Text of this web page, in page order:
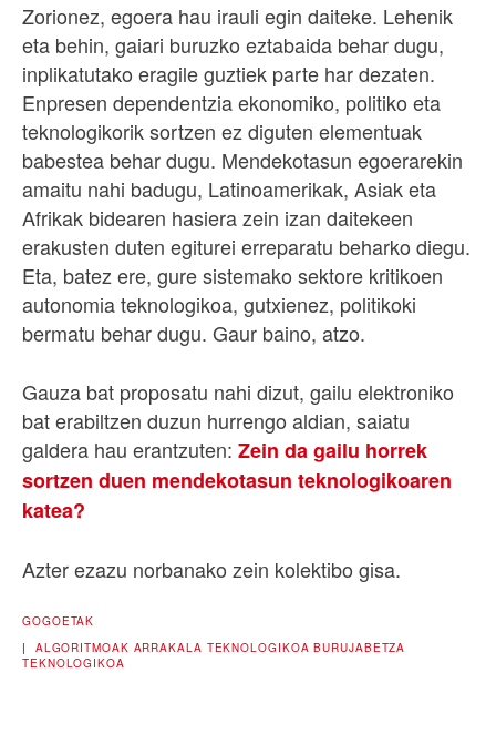
Zorionez, egoera hau irauli egin daiteke. Lehenik
eta behin, gaiari buruzko eztabaida behar dugu,
inplikatutako eragile guztiek parte har dezaten.
Enpresen dependentzia ekonomiko, politiko eta
teknologikorik sortzen ez diguten elementuak
babestea behar dugu. Mendekotasun egoerarekin
amaitu nahi badugu, Latinoamerikak, Asiak eta
Afrikak bidearen hasiera zein izan daitekeen
erakusten duten egiturei erreparatu beharko diegu.
Eta, batez ere, gure sistemako sektore kritikoen
autonomia teknologikoa, gutxienez, politikoki
bermatu behar dugu. Gaur baino, atzo.
Gauza bat proposatu nahi dizut, gailu elektroniko
bat erabiltzen duzun hurrengo aldian, saiatu
galdera hau erantzuten: Zein da gailu horrek
sortzen duen mendekotasun teknologikoaren
katea?
Azter ezazu norbanako zein kolektibo gisa.
GOGOETAK
| ALGORITMOAK ARRAKALA TEKNOLOGIKOA BURUJABETZA
TEKNOLOGIKOA